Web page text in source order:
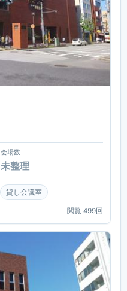
会場数
未整理
貸し会議室
閲覧 499回